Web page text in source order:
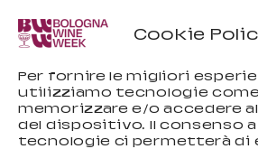
Cookie
Per fornire le migliori
utilizziamo tecnologie
memorizzare e/o accedere
del dispositivo. Il consenso
tecnologie ci permetterà di